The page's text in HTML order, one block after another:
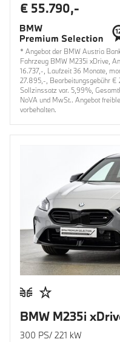
€ 55.790,-
* Angebot der BMW Austria
Fahrzeug BMW M235i xDrive,
16.737,-, Laufzeit 36 Monate,
27.895,-, Bearbeitungsgebühr
Sollzinssatz var. 5,99%,
NoVA und MwSt.. Angebot
vorbehalten.
BMW M235i
300 PS/ 221 kW